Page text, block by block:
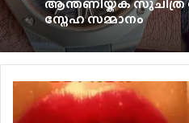
3 ലക്ഷം വിലവരുന്ന
ആന്തണിയ്ക്ക്
സ്നേഹ സമ്മാനം
ഞെട്ടിക്കാൻ
‘ആശ’യുടെ പോസ്റ്റർ
സെപ്റ്റംബർ 4-ന്